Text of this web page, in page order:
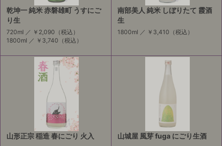
乾坤一 純米 赤磐雄町 うすにご
り生
720ml ／ ￥2,090 （税込）
1800ml ／ ￥3,740 （税込）
南部美人 純米 しぼりたて 霞酒
生
1800ml ／ ￥3,410 （税込）
山形正宗 稲造 春にごり 火入 山城屋 風芽 fuga にごり生酒